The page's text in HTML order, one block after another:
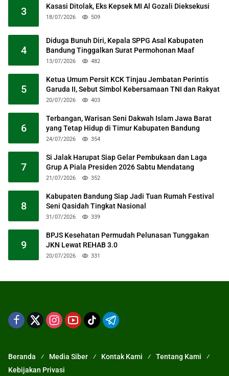
3 Kasasi Ditolak, Eks Kepsek MI Al Gozali Dieksekusi
18/07/2026 509
4
Diduga Bunuh Diri, Kepala SPPG Asal Kabupaten
Bandung Tinggalkan Surat Permohonan Maaf
13/07/2026 482
5
Ketua Umum Persit KCK Tinjau Jembatan Perintis
Garuda II, Sebut Simbol Kebersamaan TNI dan Rakyat
20/07/2026 403
6
Terbangan, Warisan Seni Dakwah Islam Jawa Barat
yang Tetap Hidup di Timur Kabupaten Bandung
24/07/2026 354
7
Si Jalak Harupat Siap Gelar Pembukaan dan Laga
Grup A Piala Presiden 2026 Sabtu Mendatang
21/07/2026 352
8
Kabupaten Bandung Siap Jadi Tuan Rumah Festival
Seni Qasidah Tingkat Nasional
31/07/2026 339
9
BPJS Kesehatan Permudah Pelunasan Tunggakan
JKN Lewat REHAB 3.0
20/07/2026 331
Beranda Media Siber Kontak Kami
Tentang Kami
Kebijakan Privasi